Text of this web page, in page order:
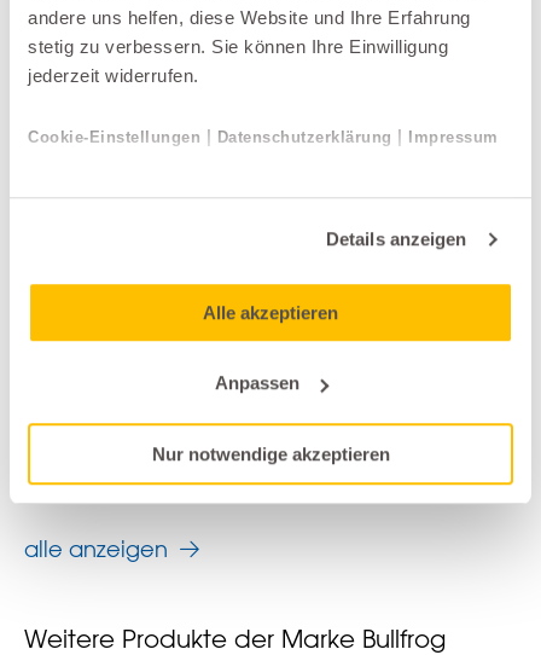
andere uns helfen, diese Website und Ihre Erfahrung
stetig zu verbessern. Sie können Ihre Einwilligung
jederzeit widerrufen.
Cookie-Einstellungen | Datenschutzerklärung | Impressum
Details anzeigen
Alle akzeptieren
Anpassen
Nur notwendige akzeptieren
alle anzeigen
LINEA
Weitere Produkte der Marke Bullfrog